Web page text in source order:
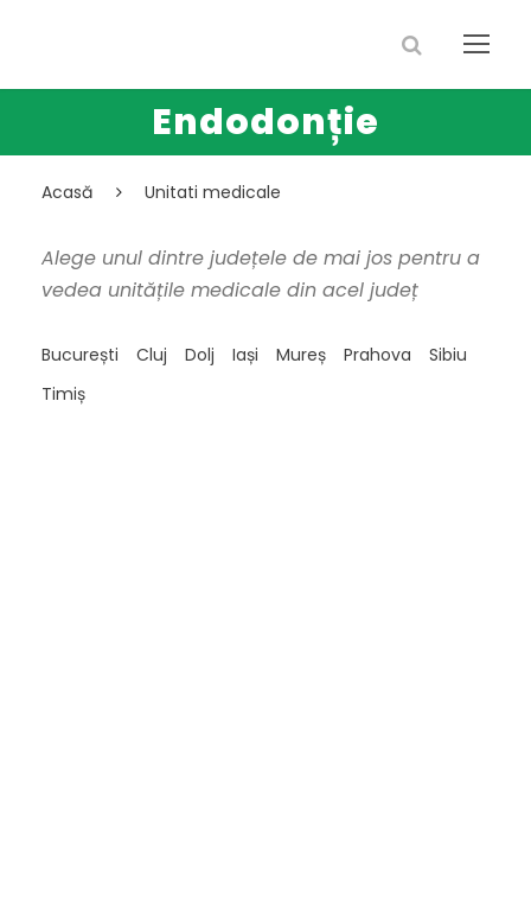
Endodonție
Acasă Unitati medicale
Alege unul dintre județele de mai jos pentru a
vedea unitățile medicale din acel județ
București Cluj Dolj Iași Mureș Prahova
Sibiu
Timiș